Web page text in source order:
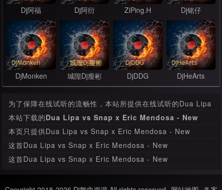
Dj阿福 Dj阿衍 ZiPing.H Dj铭仔
DjMonken 城隍Dj瘦彬 DjDDG DjHeArts
为了保障在线试听的流畅性，本站所提供在线试听的Dua Lipa
vs Snap x Eric Mendosa - New Rules(Tosak vs G-Baess
Edit 130bpm)-Mashup是经过压缩处理，其音质和本站提供
下载的mp3文件有很大的差别。
本站下载的Dua Lipa vs Snap x Eric Mendosa - New
Rules(Tosak vs G-Baess Edit 130bpm)-Mashup是原始
音源的MP3文件，绝无压缩，本首下载比特率为320 Kbps，
音质方面绝对保证清脆高清晰。
本页只提供Dua Lipa vs Snap x Eric Mendosa - New
Rules(Tosak vs G-Baess Edit 130bpm)-Mashup在线试
听，如果要下载此MP3舞曲，请 进入下载页面 下载。
这首Dua Lipa vs Snap x Eric Mendosa - New
Rules(Tosak vs G-Baess Edit 130bpm)-Mashup是由本站
我们会及时处理。
这首Dua Lipa vs Snap x Eric Mendosa - New
为2023年04月23日，收录于Mushup栏目分类。